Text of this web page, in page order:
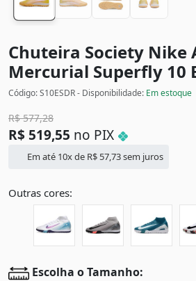
Chuteira Society Nike
Mercurial Superfly 10
Código: S10ESDR - Disponibilidade: Em estoque
R$577,28
R$ 519,55 no PIX
Em até 10x de R$ 57,73sem juros
Outras cores:
Escolha o Tamanho: